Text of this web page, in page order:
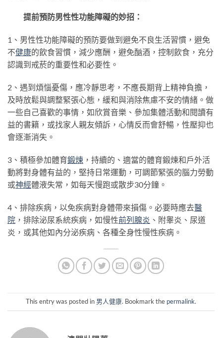
提前預防男性性功能障礙的妙招：
1、男性性功能障礙的預防要做到避免不良生活習慣，避免
不健康的飲食習慣，減少應酬，避免酗酒，控制飲食，充分
認識到戒菸的重要性和必要性。
2、遇到煩惱憂傷，應冷靜思考，不應長期背上精神負擔，
及時放鬆與調整緊張心態，緩和與消除焦慮不安的情緒。做
一些自己喜歡的事情，如欣賞音樂、參加集體活動和閱讀有
益的書籍，或找家人親友傾訴，心情反而會舒暢，性壓抑也
會逐漸消失。
3、積極參加體育鍛煉 ，持續的、適當的體育鍛煉和戶外活
動將對身體有益的，堅持日常運動，可調節緊張的腦力勞動
或神經體液失常，如每天慢跑或散步30分鐘。
4、排除疾病，以免疾病對身體帶來損傷。必要時應去醫
院 ，排除泌尿系統疾病，如慢性前列腺炎 、附睾炎、尿道
炎，或其他如內分泌疾病、各種全身性慢性疾病。
This entry was posted in 男人健康. Bookmark the permalink.